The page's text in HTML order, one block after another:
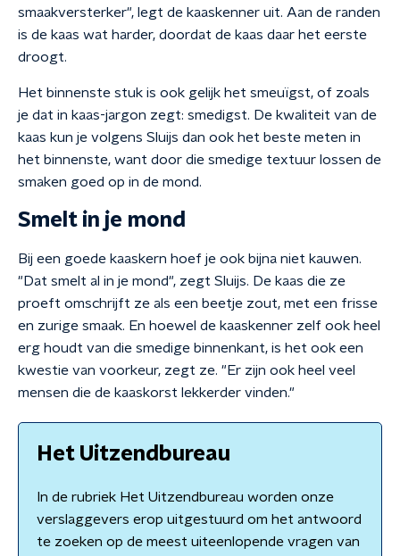
smaakversterker", legt de kaaskenner uit. Aan de randen
is de kaas wat harder, doordat de kaas daar het eerste
droogt.
Het binnenste stuk is ook gelijk het smeuïgst, of zoals
je dat in kaas-jargon zegt: smedigst. De kwaliteit van de
kaas kun je volgens Sluijs dan ook het beste meten in
het binnenste, want door die smedige textuur lossen de
smaken goed op in de mond.
Smelt in je mond
Bij een goede kaaskern hoef je ook bijna niet kauwen.
"Dat smelt al in je mond", zegt Sluijs. De kaas die ze
proeft omschrijft ze als een beetje zout, met een frisse
en zurige smaak. En hoewel de kaaskenner zelf ook heel
erg houdt van die smedige binnenkant, is het ook een
kwestie van voorkeur, zegt ze. "Er zijn ook heel veel
mensen die de kaaskorst lekkerder vinden."
Het Uitzendbureau
In de rubriek Het Uitzendbureau worden onze
verslaggevers erop uitgestuurd om het antwoord
te zoeken op de meest uiteenlopende vragen van